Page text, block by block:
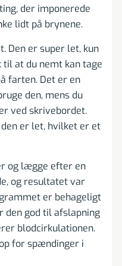
der imponerede
lidt på brynene.
Den er super let, kun
til at du nemt kan tage
farten. Det er en
den, mens du
ved skrivebordet.
er let, hvilket er et
og lægge efter en
og resultatet var
er behageligt
den god til afslapning
blodcirkulationen.
for spændinger i